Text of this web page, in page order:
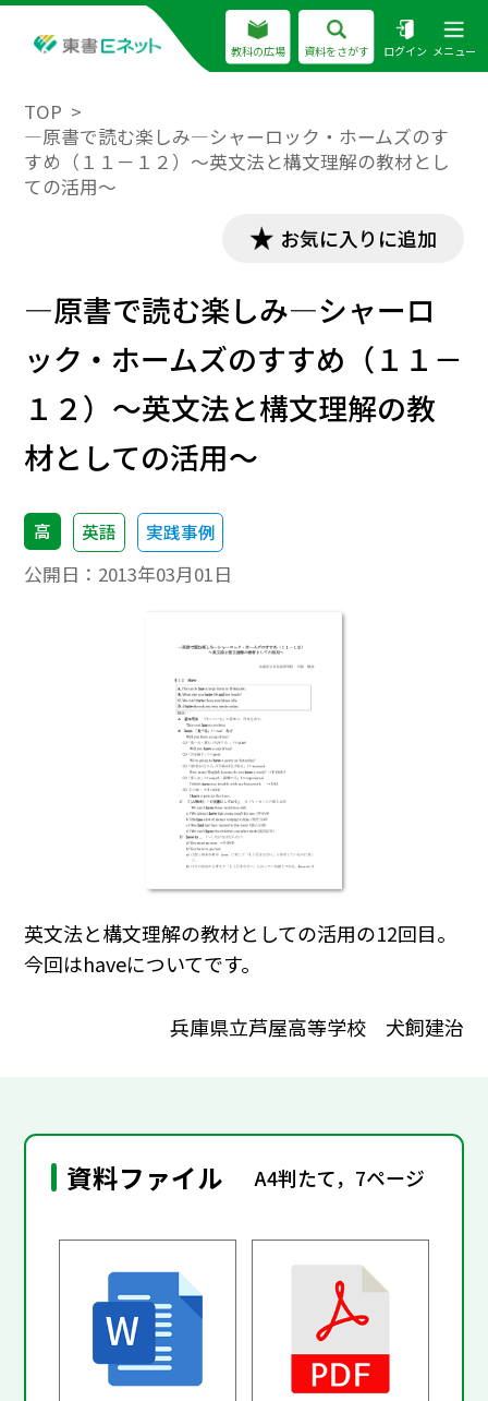
教科の広場 資料をさがす ログイン メニュー
TOP
―原書で読む楽しみ―シャーロック・ホームズのす
すめ（１１－１２）～英文法と構文理解の教材とし
ての活用～
お気に入りに追加
―原書で読む楽しみ―シャーロ
ック・ホームズのすすめ（１１－
１２）～英文法と構文理解の教
材としての活用～
高 英語 実践事例
公開日： 2013年03月01日
英文法と構文理解の教材としての活用の12回目。
今回はhaveについてです。
兵庫県立芦屋高等学校 犬飼建治
資料ファイル A4判たて，7ページ